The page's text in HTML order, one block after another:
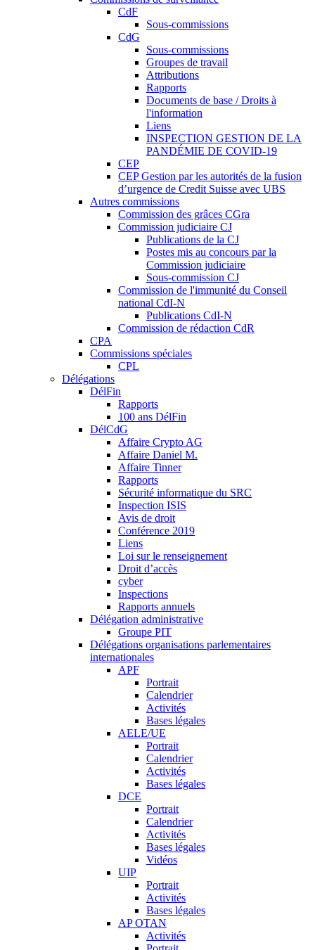
CdF
Sous-commissions
CdG
Sous-commissions
Groupes de travail
Attributions
Rapports
Documents de base / Droits à
l'information
Liens
INSPECTION GESTION DE LA
PANDÉMIE DE COVID-19
CEP
CEP Gestion par les autorités de la fusion
d’urgence de Credit Suisse avec UBS
Autres commissions
Commission des grâces CGra
Commission judiciaire CJ
Publications de la CJ
Postes mis au concours par la
Commission judiciaire
Sous-commission CJ
Commission de l'immunité du Conseil
national CdI-N
Publications CdI-N
Commission de rédaction CdR
CPA
Commissions spéciales
CPL
Délégations
DélFin
Rapports
100 ans DélFin
DélCdG
Affaire Crypto AG
Affaire Daniel M.
Affaire Tinner
Rapports
Sécurité informatique du SRC
Inspection ISIS
Avis de droit
Conférence 2019
Liens
Loi sur le renseignement
Droit d’accès
cyber
Inspections
Rapports annuels
Délégation administrative
Groupe PIT
Délégations organisations parlementaires
internationales
APF
Portrait
Calendrier
Activités
Bases légales
AELE/UE
Portrait
Calendrier
Activités
Bases légales
DCE
Portrait
Calendrier
Activités
Bases légales
Vidéos
UIP
Portrait
Activités
Bases légales
AP OTAN
Activités